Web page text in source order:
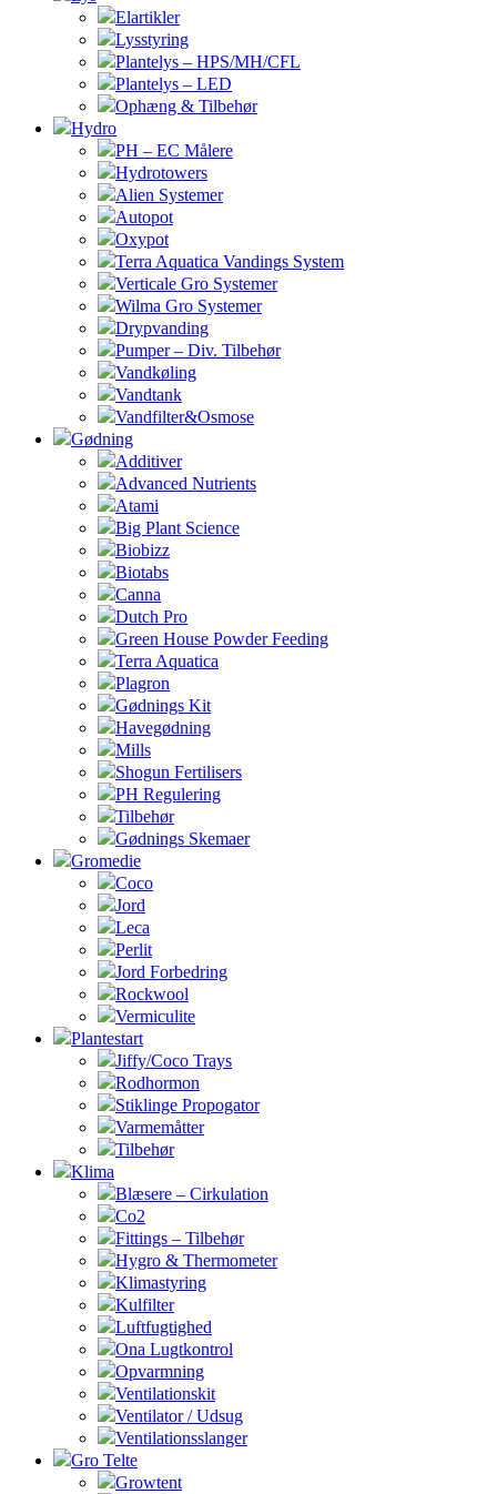
Elartikler
Lysstyring
Plantelys – HPS/MH/CFL
Plantelys – LED
Ophæng & Tilbehør
Hydro
PH – EC Målere
Hydrotowers
Alien Systemer
Autopot
Oxypot
Terra Aquatica Vandings System
Verticale Gro Systemer
Wilma Gro Systemer
Drypvanding
Pumper – Div. Tilbehør
Vandkøling
Vandtank
Vandfilter&Osmose
Gødning
Additiver
Advanced Nutrients
Atami
Big Plant Science
Biobizz
Biotabs
Canna
Dutch Pro
Green House Powder Feeding
Terra Aquatica
Plagron
Gødnings Kit
Havegødning
Mills
Shogun Fertilisers
PH Regulering
Tilbehør
Gødnings Skemaer
Gromedie
Coco
Jord
Leca
Perlit
Jord Forbedring
Rockwool
Vermiculite
Plantestart
Jiffy/Coco Trays
Rodhormon
Stiklinge Propogator
Varmemåtter
Tilbehør
Klima
Blæsere – Cirkulation
Co2
Fittings – Tilbehør
Hygro & Thermometer
Klimastyring
Kulfilter
Luftfugtighed
Ona Lugtkontrol
Opvarmning
Ventilationskit
Ventilator / Udsug
Ventilationsslanger
Gro Telte
Growtent